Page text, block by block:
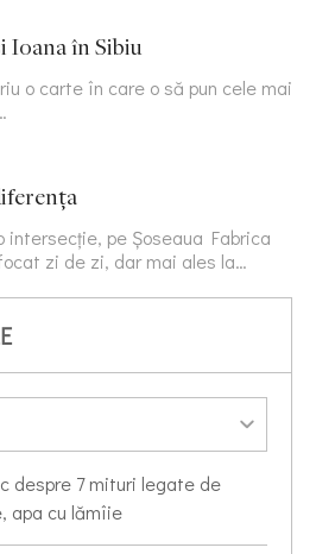
Ioana în Sibiu
o carte în care o să pun cele mai
pe Șoseaua Fabrica
zi de zi, dar mai ales la…
despre 7 mituri legate de
apa cu lămîie